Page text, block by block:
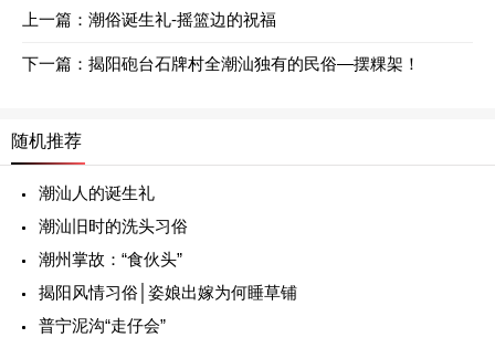
上一篇： 潮俗诞生礼-摇篮边的祝福
下一篇： 揭阳砲台石牌村全潮汕独有的民俗—摆粿架！
随机推荐
潮汕人的诞生礼
潮汕旧时的洗头习俗
潮州掌故：“食伙头”
揭阳风情习俗│姿娘出嫁为何睡草铺
普宁泥沟“走仔会”